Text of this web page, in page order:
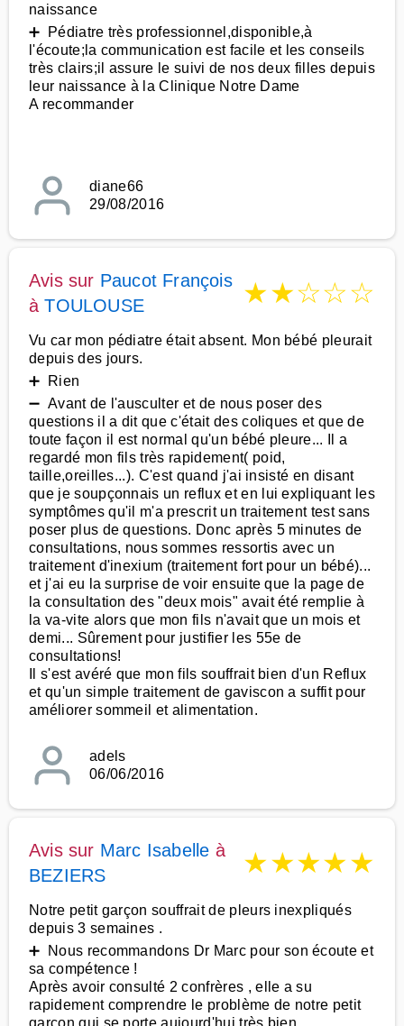
naissance
➕ Pédiatre très professionnel,disponible,à
l'écoute;la communication est facile et les conseils
très clairs;il assure le suivi de nos deux filles depuis
leur naissance à la Clinique Notre Dame
A recommander
diane66
29/08/2016
Avis sur Paucot François
àTOULOUSE ★★☆☆☆
Vu car mon pédiatre était absent. Mon bébé pleurait
depuis des jours.
➕ Rien
➖ Avant de l'ausculter et de nous poser des
questions il a dit que c'était des coliques et que de
toute façon il est normal qu'un bébé pleure... Il a
regardé mon fils très rapidement( poid,
taille,oreilles...). C'est quand j'ai insisté en disant
que je soupçonnais un reflux et en lui expliquant les
symptômes qu'il m'a prescrit un traitement test sans
poser plus de questions. Donc après 5 minutes de
consultations, nous sommes ressortis avec un
traitement d'inexium (traitement fort pour un bébé)...
et j'ai eu la surprise de voir ensuite que la page de
la consultation des "deux mois" avait été remplie à
la va-vite alors que mon fils n'avait que un mois et
demi... Sûrement pour justifier les 55e de
consultations!
Il s'est avéré que mon fils souffrait bien d'un Reflux
et qu'un simple traitement de gaviscon a suffit pour
améliorer sommeil et alimentation.
adels
06/06/2016
Avis sur Marc Isabelle à
BEZIERS
★★★★★
Notre petit garçon souffrait de pleurs inexpliqués
depuis 3 semaines .
➕ Nous recommandons Dr Marc pour son écoute et
sa compétence !
Après avoir consulté 2 confrères , elle a su
rapidement comprendre le problème de notre petit
garçon qui se porte aujourd'hui très bien .